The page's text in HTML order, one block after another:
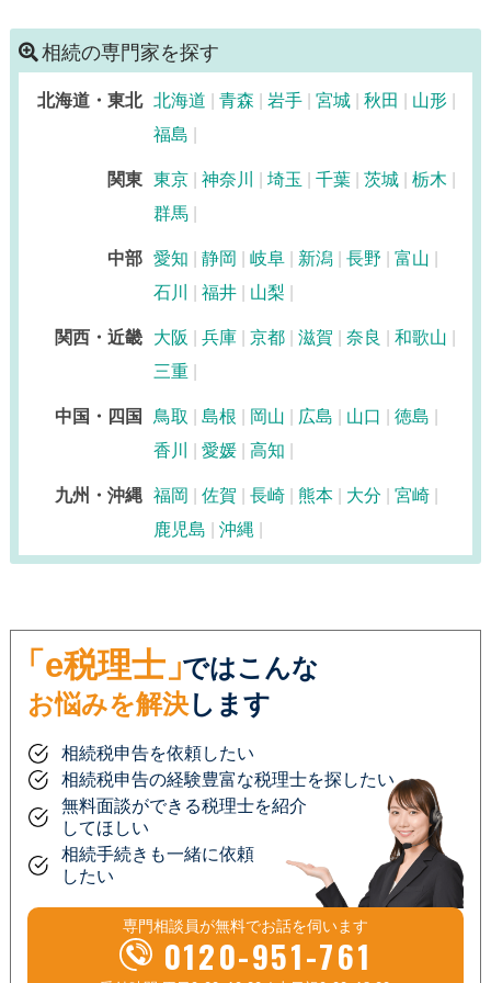
相続の専門家を探す
北海道・東北 北海道 青森 岩手 宮城 秋田
山形
福島
関東 東京 神奈川 埼玉 千葉 茨城
栃木
群馬
中部 愛知 静岡 岐阜 新潟 長野
富山
石川
福井 山梨
関西・近畿 大阪 兵庫 京都 滋賀 奈良
和歌山
三重
中国・四国 鳥取 島根 岡山 広島 山口
徳島
香川
愛媛 高知
九州・沖縄 福岡 佐賀 長崎 熊本 大分
宮崎
鹿児島
沖縄
「e税理士」ではこんな
お悩みを解決します
相続税申告を依頼したい
相続税申告の経験豊富な税理士を探したい
無料面談ができる税理士を紹介
してほしい
相続手続きも一緒に依頼
したい
専門相談員が無料でお話を伺います
0120-951-761